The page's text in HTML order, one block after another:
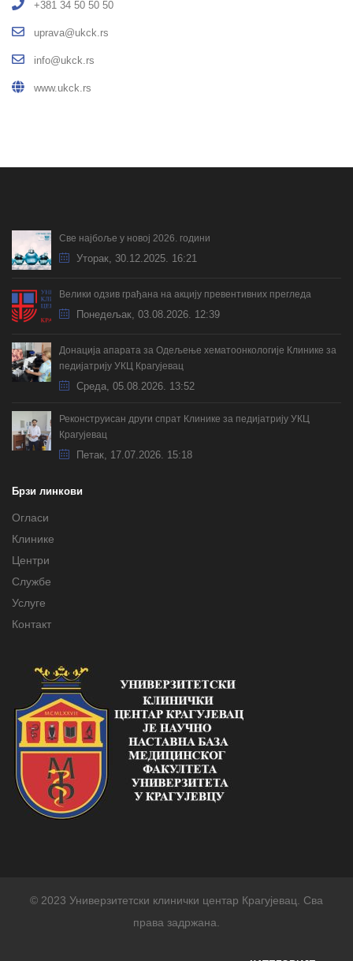
+381 34 50 50 50
uprava@ukck.rs
info@ukck.rs
www.ukck.rs
Све најбоље у новој 2026. години
Уторак, 30.12.2025. 16:21
Велики одзив грађана на акцију превентивних прегледа
Понедељак, 03.08.2026. 12:39
Донација апарата за Одељење хематоонкологије Клинике за
педијатрију УКЦ Крагујевац
Cреда, 05.08.2026. 13:52
Реконструисан други спрат Клинике за педијатрију УКЦ
Крагујевац
Петак, 17.07.2026. 15:18
Брзи линкови
Огласи
Клинике
Центри
Службе
Услуге
Контакт
© 2023 Универзитетски клинички центар Крагујевац. Сва
права задржана.